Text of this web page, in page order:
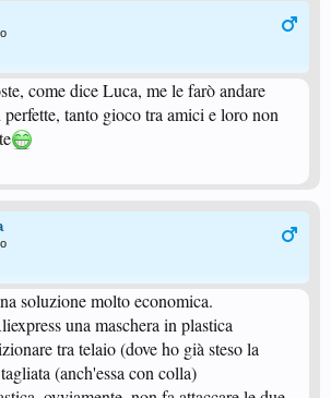
come dice Luca, me le farò andare
perfette, tanto gioco tra amici e loro non
soluzione molto economica.
una maschera in plastica
tra telaio (dove ho già steso la
(anch'essa con colla)